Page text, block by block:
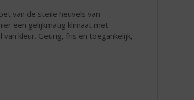
van de steile heuvels van
een gelijkmatig klimaat met
kleur. Geurig, fris en toegankelijk,